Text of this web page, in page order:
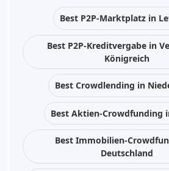
Best P2P-Marktplatz in
Best P2P-Kreditvergabe in
Königreich
Best Crowdlending in
Best Aktien-Crowdfunding
Best Immobilien-
Deutschland